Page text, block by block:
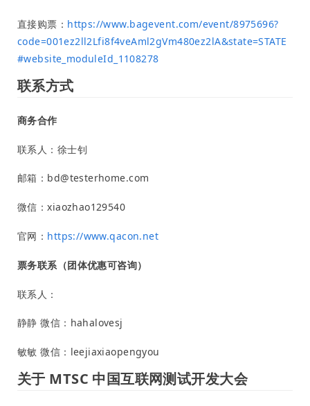
直接购票： https://www.bagevent.com/event/8975696?
code=001ez2ll2Lfi8f4veAml2gVm480ez2lA&state=STATE
#website_moduleId_1108278
联系方式
商务合作
联系人：徐士钊
邮箱：bd@testerhome.com
微信：xiaozhao129540
官网： https://www.qacon.net
票务联系（团体优惠可咨询）
联系人：
静静 微信：hahalovesj
敏敏 微信：leejiaxiaopengyou
关于 MTSC 中国互联网测试开发大会